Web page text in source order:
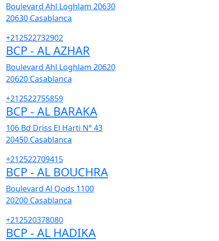
Boulevard Ahl Loghlam 20630
20630 Casablanca
+212522732902
BCP - AL AZHAR
Boulevard Ahl Loghlam 20620
20620 Casablanca
+212522755859
BCP - AL BARAKA
106 Bd Driss El Harti N° 43
20450 Casablanca
+212522709415
BCP - AL BOUCHRA
Boulevard Al Qods 1100
20200 Casablanca
+212520378080
BCP - AL HADIKA